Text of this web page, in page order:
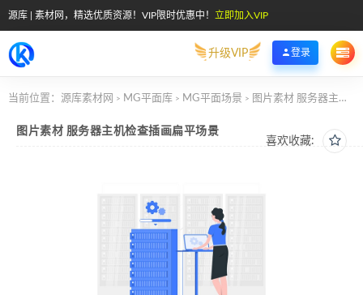
源库 | 素材网，精选优质资源！VIP限时优惠中！ 立即加入VIP
升级VIP 登录
当前位置： 源库素材网 > MG平面库 > MG平面场景 > 图片素材 服务器主机检查插画扁平场景
喜欢收藏:
图片素材 服务器主机检查插画扁平场景